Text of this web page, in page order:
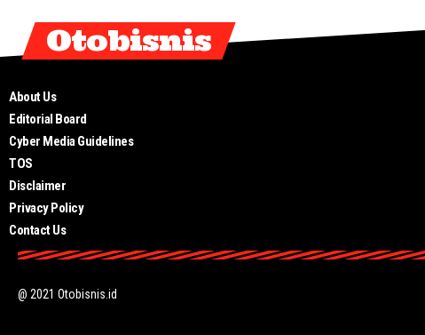
Otobisnis
About Us
Editorial Board
Cyber Media Guidelines
TOS
Disclaimer
Privacy Policy
Contact Us
@ 2021 Otobisnis.id